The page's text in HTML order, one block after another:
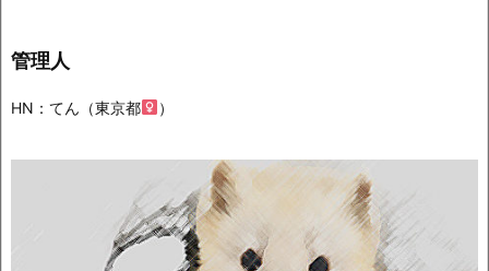
管理人
HN：てん（東京都 ）